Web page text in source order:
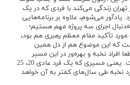
زندگی می‌کند با فردی که در یک
یادآور می‌شوم، علاوه بر برنامه‌‌هایی
اجرای سه پروژه مهم هستیم؛
تأکید مقام معظم رهبری هم بود،
که این موضوع هم از دل همین
افراد نخبه و بهره‌ور در این مسیر
سرعت بیشتری خواهند داشت. یعنی مسیری که یک فرد عادی 20، 25
نخبه طی سال‌های کمتر به آن خواهد